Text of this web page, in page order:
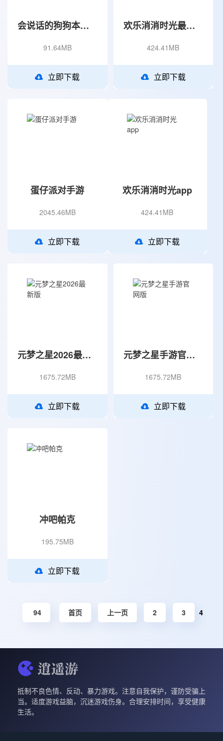
会说话的狗狗本游戏
91.64MB
立即下载
欢乐消消时光最新版本
424.41MB
立即下载
蛋仔派对手游
2045.46MB
立即下载
欢乐消消时光app
424.41MB
立即下载
元梦之星2026最新版
1675.72MB
立即下载
元梦之星手游官网版
1675.72MB
立即下载
冲吧帕克
195.75MB
立即下载
94 首页 上一页 2 3 4
抵制不良色情、反动、暴力游戏。注意自我保护，谨防受骗上
当。适度游戏益脑，沉迷游戏伤身。合理安排时间，享受健康
生活。